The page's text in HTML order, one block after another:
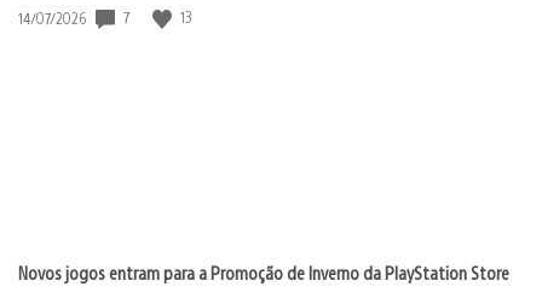
Data
14/07/2026 7 13
Novos jogos entram para a Promoção de Inverno da PlayStation Store